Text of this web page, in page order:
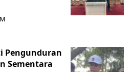
Pengunduran
Sementara